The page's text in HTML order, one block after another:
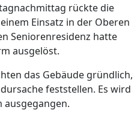
rückte die
Einsatz in der Oberen
Seniorenresidenz hatte
ausgelöst.
das Gebäude gründlich,
feststellen. Es wird
ausgegangen.